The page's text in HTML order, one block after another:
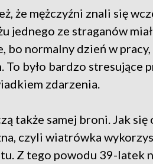
że mężczyźni znali się
jednego ze straganów
bo normalny dzień w
To było bardzo stresujące
zdarzenia.
także samej broni. Jak się
czyli wiatrówka
Z tego powodu 39-latek